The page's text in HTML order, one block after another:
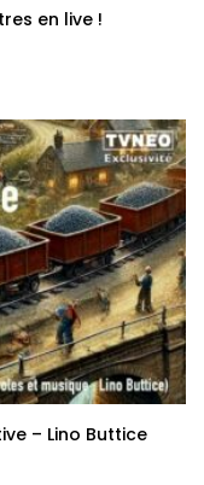
en live !
– Lino Buttice